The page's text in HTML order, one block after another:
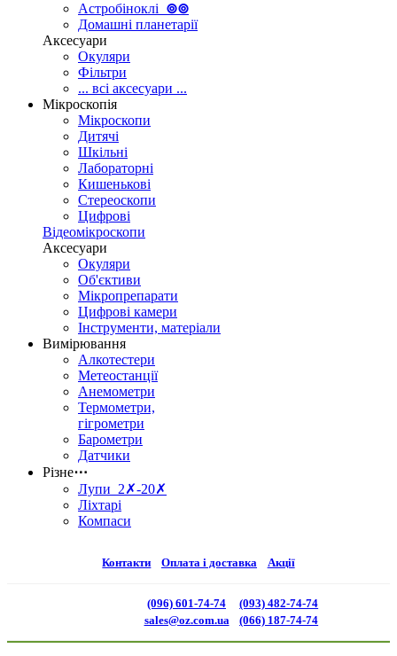
Астробіноклі ⊚⊚
Домашні планетарії
Аксесуари
Окуляри
Фільтри
... всі аксесуари ...
Мікроскопія
Мікроскопи
Дитячі
Шкільні
Лабораторні
Кишенькові
Стереоскопи
Цифрові
Відеомікроскопи
Аксесуари
Окуляри
Об'єктиви
Мікропрепарати
Цифрові камери
Інструменти, матеріали
Вимірювання
Алкотестери
Метеостанції
Анемометри
Термометри,
гігрометри
Барометри
Датчики
Різне⋯
Лупи 2✗-20✗
Ліхтарі
Компаси
Контакти Оплата і доставка Акції
(096) 601-74-74
sales@oz.com.ua
(093) 482-74-74
(066) 187-74-74